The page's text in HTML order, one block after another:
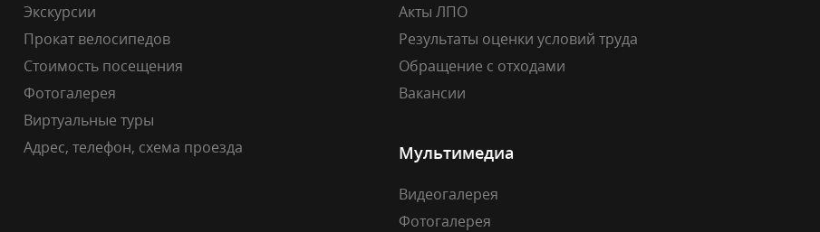
Экскурсии
Прокат велосипедов
Стоимость посещения
Фотогалерея
Виртуальные туры
Адрес, телефон, схема проезда
Акты ЛПО
Результаты оценки условий труда
Обращение с отходами
Вакансии
Мультимедиа
Видеогалерея
Фотогалерея